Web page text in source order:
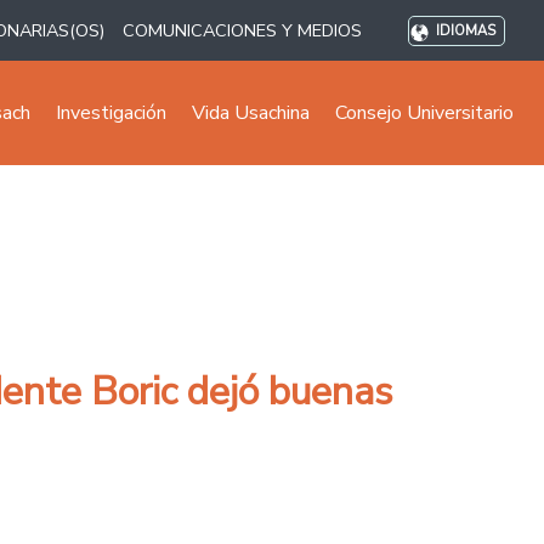
COMUNICACIONES Y MEDIOS IDIOMAS
Investigación Vida Usachina Consejo Universitario
Boric dejó buenas